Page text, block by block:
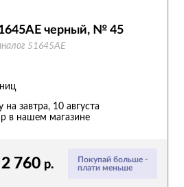
Покупай больше -
плати меньше
2 760 р.
черный, № 45
51645AE
завтра, 10 августа
в нашем магазине